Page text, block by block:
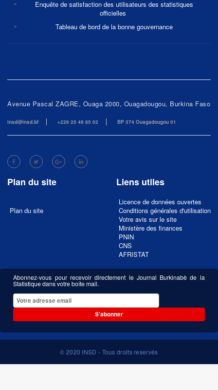
Enquête de satisfaction des utilisateurs des statistiques
officielles
Tableau de bord de la bonne gouvernance
Avenue Pascal ZAGRE, Ouaga 2000, Ouagadougou, Burkina Faso
insd@insd.bf +226 25 49 85 02 BP 374 Ouagadougou 01
Plan du site
Plan du site
Liens utiles
Licence de données ouvertes
Conditions générales d'utilisation
Votre avis sur le site
Ministère des finances
PNIN
CNS
AFRISTAT
Abonnez-vous pour recevoir directement le Journal Burkinabè de la
Statistique dans votre boîte mail.
S'abonner
© 2020 INSD - Tous droits reservés